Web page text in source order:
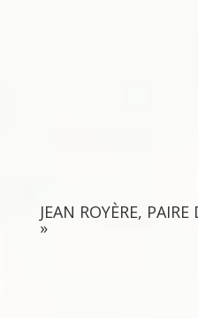
JEAN ROYÈRE,
»